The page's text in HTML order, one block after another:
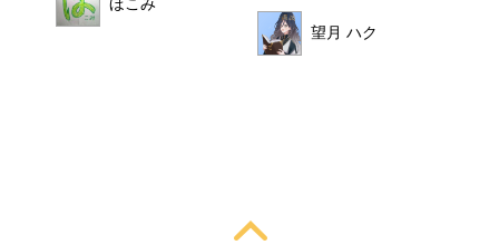
ほこみ
望月 ハク